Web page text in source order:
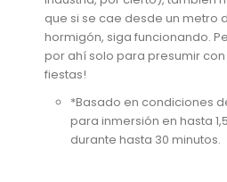
que si se cae desde un metro
hormigón, siga funcionando.
por ahí solo para presumir con
fiestas!
*Basado en condiciones
para inmersión en hasta
durante hasta 30 minutos.